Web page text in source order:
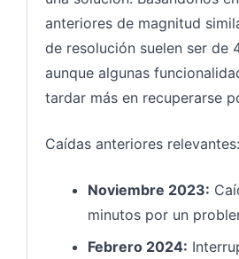
anteriores de magnitud
de resolución suelen ser de
aunque algunas
tardar más en recuperarse
Caídas anteriores relevantes:
Noviembre 2023:
minutos por un
Febrero 2024: